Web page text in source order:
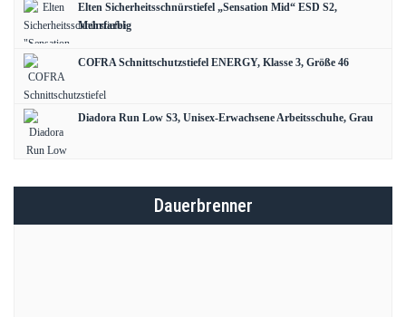
Elten Sicherheitsschnürstiefel „Sensation Mid“ ESD S2,
Mehrfarbig
COFRA Schnittschutzstiefel ENERGY, Klasse 3, Größe 46
Diadora Run Low S3, Unisex-Erwachsene Arbeitsschuhe, Grau
Dauerbrenner